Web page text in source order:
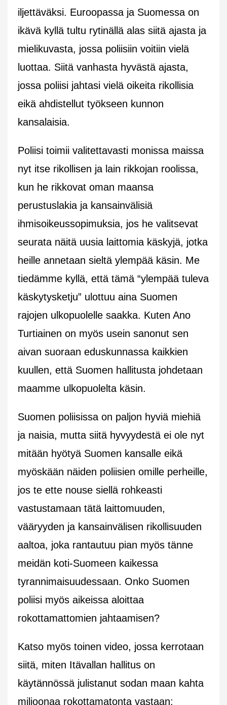
iljettäväksi. Euroopassa ja Suomessa on
ikävä kyllä tultu rytinällä alas siitä ajasta ja
mielikuvasta, jossa poliisiin voitiin vielä
luottaa. Siitä vanhasta hyvästä ajasta,
jossa poliisi jahtasi vielä oikeita rikollisia
eikä ahdistellut työkseen kunnon
kansalaisia.
Poliisi toimii valitettavasti monissa maissa
nyt itse rikollisen ja lain rikkojan roolissa,
kun he rikkovat oman maansa
perustuslakia ja kansainvälisiä
ihmisoikeussopimuksia, jos he valitsevat
seurata näitä uusia laittomia käskyjä, jotka
heille annetaan sieltä ylempää käsin. Me
tiedämme kyllä, että tämä “ylempää tuleva
käskytysketju” ulottuu aina Suomen
rajojen ulkopuolelle saakka. Kuten Ano
Turtiainen on myös usein sanonut sen
aivan suoraan eduskunnassa kaikkien
kuullen, että Suomen hallitusta johdetaan
maamme ulkopuolelta käsin.
Suomen poliisissa on paljon hyviä miehiä
ja naisia, mutta siitä hyvyydestä ei ole nyt
mitään hyötyä Suomen kansalle eikä
myöskään näiden poliisien omille perheille,
jos te ette nouse siellä rohkeasti
vastustamaan tätä laittomuuden,
vääryyden ja kansainvälisen rikollisuuden
aaltoa, joka rantautuu pian myös tänne
meidän koti-Suomeen kaikessa
tyrannimaisuudessaan. Onko Suomen
poliisi myös aikeissa aloittaa
rokottamattomien jahtaamisen?
Katso myös toinen video, jossa kerrotaan
siitä, miten Itävallan hallitus on
käytännössä julistanut sodan maan kahta
miljoonaa rokottamatonta vastaan: